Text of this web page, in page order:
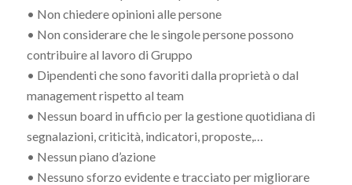
• Non chiedere opinioni alle persone
• Non considerare che le singole persone possono
contribuire al lavoro di Gruppo
• Dipendenti che sono favoriti dalla proprietà o dal
management rispetto al team
• Nessun board in ufficio per la gestione quotidiana di
segnalazioni, criticità, indicatori, proposte,…
• Nessun piano d’azione
• Nessuno sforzo evidente e tracciato per migliorare